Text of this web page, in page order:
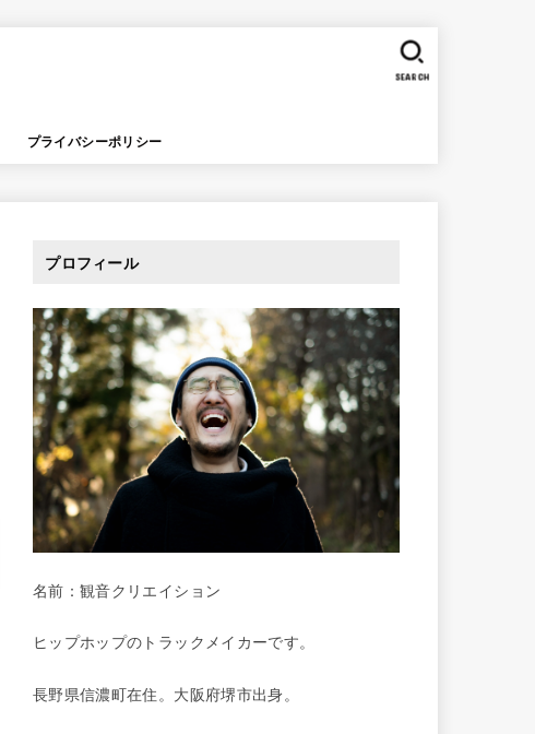
プライバシーポリシー
SEARCH
プロフィール
名前：観音クリエイション
ヒップホップのトラックメイカーです。
長野県信濃町在住。大阪府堺市出身。